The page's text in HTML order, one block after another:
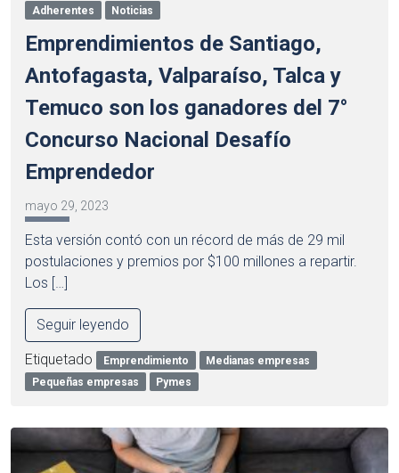
Adherentes Noticias
Emprendimientos de Santiago,
Antofagasta, Valparaíso, Talca y
Temuco son los ganadores del 7°
Concurso Nacional Desafío
Emprendedor
mayo 29, 2023
Esta versión contó con un récord de más de 29 mil
postulaciones y premios por $100 millones a repartir.
Los […]
Seguir leyendo
Etiquetado Emprendimiento
Medianas empresas
Pequeñas empresas
Pymes